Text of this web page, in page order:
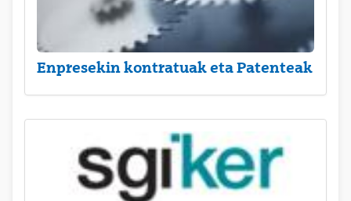
Enpresekin kontratuak eta Patenteak